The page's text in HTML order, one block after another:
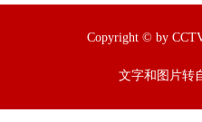
Copyright © by
文字和图片转